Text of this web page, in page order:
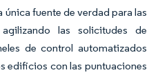
única fuente de verdad para las
las solicitudes de
de control automatizados
edificios con las puntuaciones